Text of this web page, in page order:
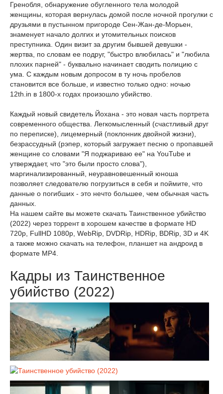
Гренобля, обнаружение обугленного тела молодой
женщины, которая вернулась домой после ночной прогулки с
друзьями в пустынном пригороде Сен-Жан-де-Морьен,
знаменует начало долгих и утомительных поисков
преступника. Один визит за другим бывшей девушки -
жертва, по словам ее подруг, "быстро влюбилась" и "любила
плохих парней" - буквально начинает сводить полицию с
ума. С каждым новым допросом в ту ночь пробелов
становится все больше, и известно только одно: ночью
12th.in в 1800-х годах произошло убийство.
Каждый новый свидетель Йохана - это новая часть портрета
современного общества. Легкомысленный (счастливый друг
по переписке), лицемерный (поклонник двойной жизни),
безрассудный (рэпер, который загружает песню о пропавшей
женщине со словами "Я поджариваю ее" на YouTube и
утверждает, что "это были просто слова"),
маргинализированный, неуравновешенный юноша
позволяет следователю погрузиться в себя и поймите, что
данные о погибших - это нечто большее, чем обычная часть
данных.
На нашем сайте вы можете скачать Таинственное убийство
(2022) через торрент в хорошем качестве в формате HD
720p, FullHD 1080p, WebRip, DVDRip, HDRip, BDRip, 3D и 4K
а также можно скачать на телефон, планшет на андроид в
формате MP4.
Кадры из Таинственное
убийство (2022)